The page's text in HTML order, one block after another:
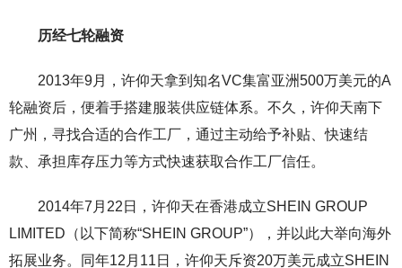
历经七轮融资
2013年9月，许仰天拿到知名VC集富亚洲500万美元的A
轮融资后，便着手搭建服装供应链体系。不久，许仰天南下
广州，寻找合适的合作工厂，通过主动给予补贴、快速结
款、承担库存压力等方式快速获取合作工厂信任。
2014年7月22日，许仰天在香港成立SHEIN GROUP
LIMITED（以下简称“SHEIN GROUP”），并以此大举向海外
拓展业务。同年12月11日，许仰天斥资20万美元成立SHEIN